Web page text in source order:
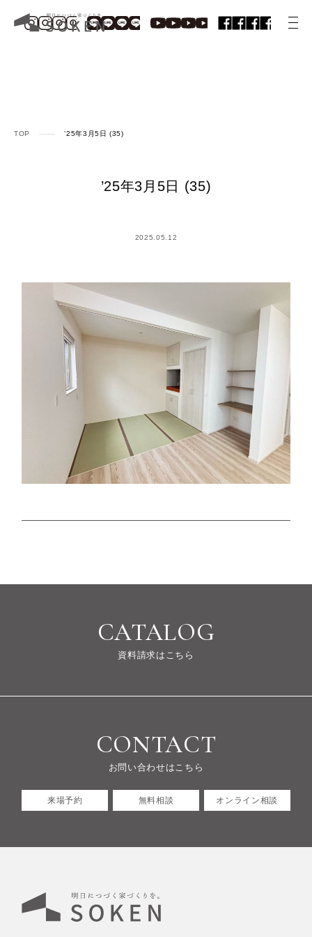
TOP ’25年3月5日 (35)
’25年3月5日 (35)
2025.05.12
CATALOG
資料請求はこちら
CONTACT
お問い合わせはこちら
来場予約 無料相談 オンライン相談